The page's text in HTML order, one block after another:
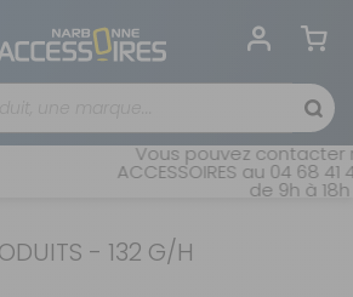
Vous pouvez contacter
ACCESSOIRES au 04 68
de 9h à
- 132 G/H